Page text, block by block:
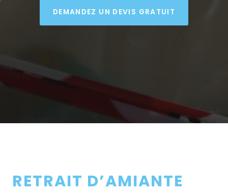
DEMANDEZ UN DEVIS GRATUIT
RETRAIT D’AMIANTE